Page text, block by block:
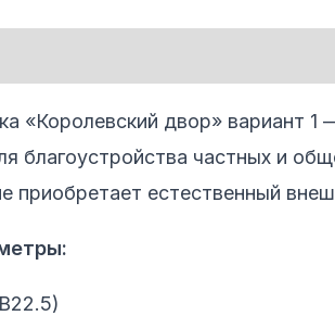
«Королевский двор» вариант
благоустройства частных и
приобретает естественный